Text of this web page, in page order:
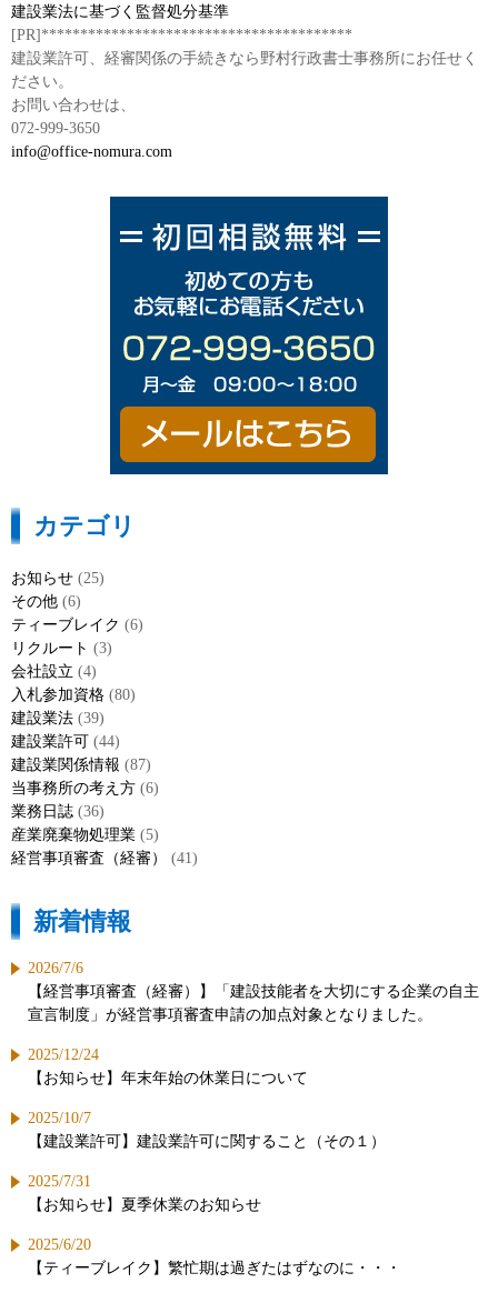
建設業法に基づく監督処分基準
[PR]****************************************
建設業許可、経審関係の手続きなら野村行政書士事務所にお任せく
ださい。
お問い合わせは、
072-999-3650
info@office-nomura.com
カテゴリ
お知らせ (25)
その他 (6)
ティーブレイク (6)
リクルート (3)
会社設立 (4)
入札参加資格 (80)
建設業法 (39)
建設業許可 (44)
建設業関係情報 (87)
当事務所の考え方 (6)
業務日誌 (36)
産業廃棄物処理業 (5)
経営事項審査（経審）
(41)
新着情報
2026/7/6
【経営事項審査（経審）】「建設技能者を大切にする企業の自主
宣言制度」が経営事項審査申請の加点対象となりました。
2025/12/24
【お知らせ】年末年始の休業日について
2025/10/7
【建設業許可】建設業許可に関すること（その１）
2025/7/31
【お知らせ】夏季休業のお知らせ
2025/6/20
【ティーブレイク】繁忙期は過ぎたはずなのに・・・